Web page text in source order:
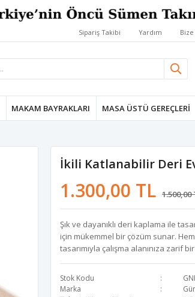
Sipariş Takibi Yardım Bize
MAKAM BAYRAKLARI MASA ÜSTÜ GEREÇLERI
İkili Katlanabilir Deri
1.300,00 TL 1.500,00
Şık ve dayanıklı deri kaplama ile
için mükemmel bir çözüm sunar.
tasarımıyla çalışma alanınıza zarif
Stok Kodu
Marka